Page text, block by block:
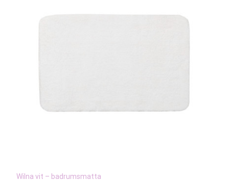
Wilna vit – badrumsmatta